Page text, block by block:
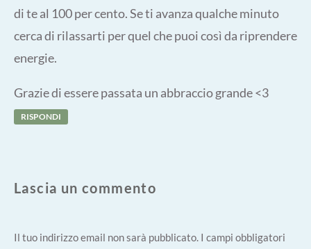
di te al 100 per cento. Se ti avanza qualche minuto
cerca di rilassarti per quel che puoi così da riprendere
energie.
Grazie di essere passata un abbraccio grande <3
RISPONDI
Lascia un commento
Il tuo indirizzo email non sarà pubblicato. I campi obbligatori